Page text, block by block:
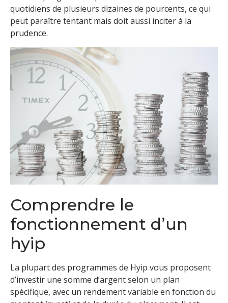
quotidiens de plusieurs dizaines de pourcents, ce qui
peut paraître tentant mais doit aussi inciter à la
prudence.
Comprendre le
fonctionnement d’un
hyip
La plupart des programmes de Hyip vous proposent
d’investir une somme d’argent selon un plan
spécifique, avec un rendement variable en fonction du